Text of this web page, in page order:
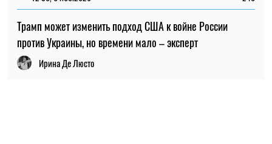
Трамп может изменить подход США к войне России
против Украины, но времени мало – эксперт
Ирина Де Люсто